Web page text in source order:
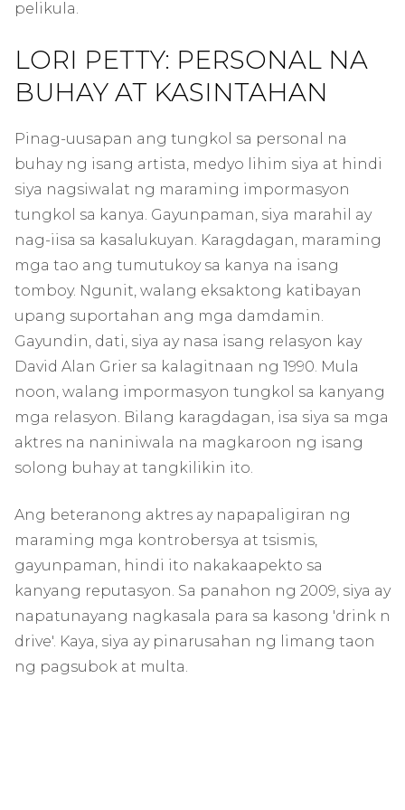
pelikula.
LORI PETTY: PERSONAL NA
BUHAY AT KASINTAHAN
Pinag-uusapan ang tungkol sa personal na
buhay ng isang artista, medyo lihim siya at hindi
siya nagsiwalat ng maraming impormasyon
tungkol sa kanya. Gayunpaman, siya marahil ay
nag-iisa sa kasalukuyan. Karagdagan, maraming
mga tao ang tumutukoy sa kanya na isang
tomboy. Ngunit, walang eksaktong katibayan
upang suportahan ang mga damdamin.
Gayundin, dati, siya ay nasa isang relasyon kay
David Alan Grier sa kalagitnaan ng 1990. Mula
noon, walang impormasyon tungkol sa kanyang
mga relasyon. Bilang karagdagan, isa siya sa mga
aktres na naniniwala na magkaroon ng isang
solong buhay at tangkilikin ito.
Ang beteranong aktres ay napapaligiran ng
maraming mga kontrobersya at tsismis,
gayunpaman, hindi ito nakakaapekto sa
kanyang reputasyon. Sa panahon ng 2009, siya ay
napatunayang nagkasala para sa kasong 'drink n
drive'. Kaya, siya ay pinarusahan ng limang taon
ng pagsubok at multa.